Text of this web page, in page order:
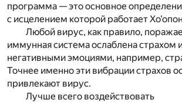
программа — это основное
с исцелением которой работает
Любой вирус, как правило,
иммунная система ослаблена страхом
негативными эмоциями, например,
Точнее именно эти вибрации страхов
привлекают вирус.
Лучше всего воздействовать